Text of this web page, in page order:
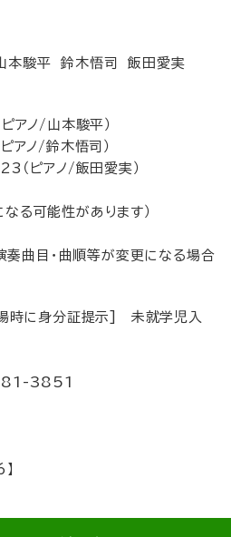
本駿平 鈴木悟司 飯田愛実
アノ/山本駿平）
アノ/鈴木悟司）
（ピアノ/飯田愛実）
る可能性があります）
曲目・曲順等が変更になる場合
に身分証提示] 未就学児入
581-3851